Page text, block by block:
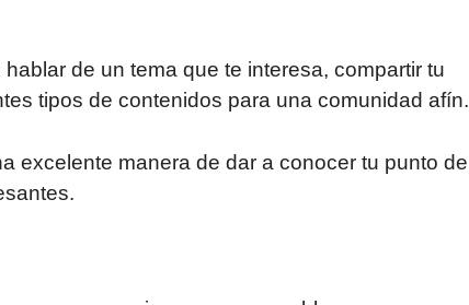
de un tema que te interesa, compartir tu
tipos de contenidos para una comunidad afín.
excelente manera de dar a conocer tu punto de